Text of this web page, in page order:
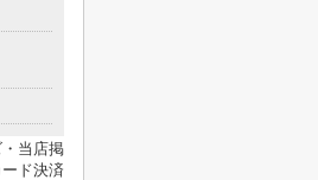
当店掲
ド決済